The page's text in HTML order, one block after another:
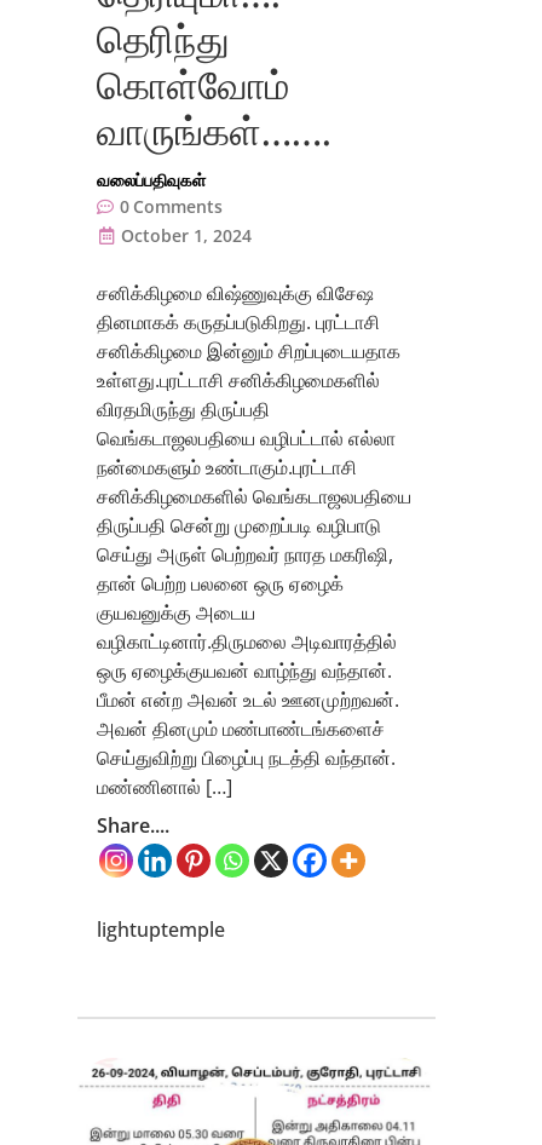
தெரிந்து
கொள்வோம்
வாருங்கள்…….
வலைப்பதிவுகள்
0 Comments
October 1, 2024
சனிக்கிழமை விஷ்ணுவுக்கு விசேஷ
தினமாகக் கருதப்படுகிறது. புரட்டாசி
சனிக்கிழமை இன்னும் சிறப்புடையதாக
உள்ளது.புரட்டாசி சனிக்கிழமைகளில்
விரதமிருந்து திருப்பதி
வெங்கடாஜலபதியை வழிபட்டால் எல்லா
நன்மைகளும் உண்டாகும்.புரட்டாசி
சனிக்கிழமைகளில் வெங்கடாஜலபதியை
திருப்பதி சென்று முறைப்படி வழிபாடு
செய்து அருள் பெற்றவர் நாரத மகரிஷி,
தான் பெற்ற பலனை ஒரு ஏழைக்
குயவனுக்கு அடைய
வழிகாட்டினார்.திருமலை அடிவாரத்தில்
ஒரு ஏழைக்குயவன் வாழ்ந்து வந்தான்.
பீமன் என்ற அவன் உடல் ஊனமுற்றவன்.
அவன் தினமும் மண்பாண்டங்களைச்
செய்துவிற்று பிழைப்பு நடத்தி வந்தான்.
மண்ணினால் […]
Share....
lightuptemple